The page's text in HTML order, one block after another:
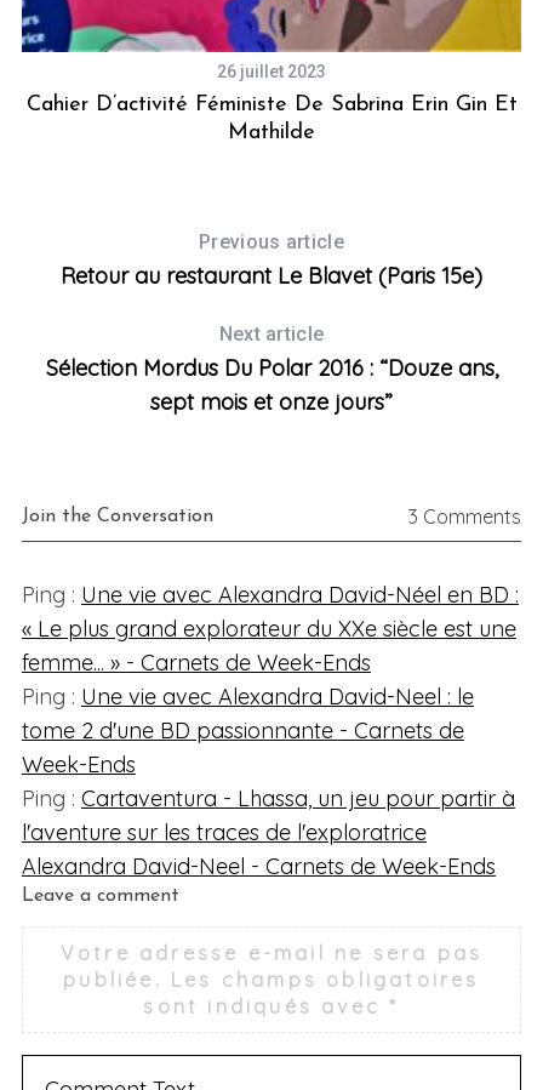
26 juillet 2023
Cahier D’activité Féministe De Sabrina Erin Gin Et
Mathilde
Previous article
Retour au restaurant Le Blavet (Paris 15e)
Next article
Sélection Mordus Du Polar 2016 : “Douze ans,
sept mois et onze jours”
Join the Conversation 3 Comments
Ping : Une vie avec Alexandra David-Néel en BD :
« Le plus grand explorateur du XXe siècle est une
femme... » - Carnets de Week-Ends
Ping : Une vie avec Alexandra David-Neel : le
tome 2 d'une BD passionnante - Carnets de
Week-Ends
Ping : Cartaventura - Lhassa, un jeu pour partir à
l'aventure sur les traces de l'exploratrice
Alexandra David-Neel - Carnets de Week-Ends
L
e
a
v
e
Leave a comment
Votre adresse e-mail ne sera pas
publiée. Les champs obligatoires
sont indiqués avec*